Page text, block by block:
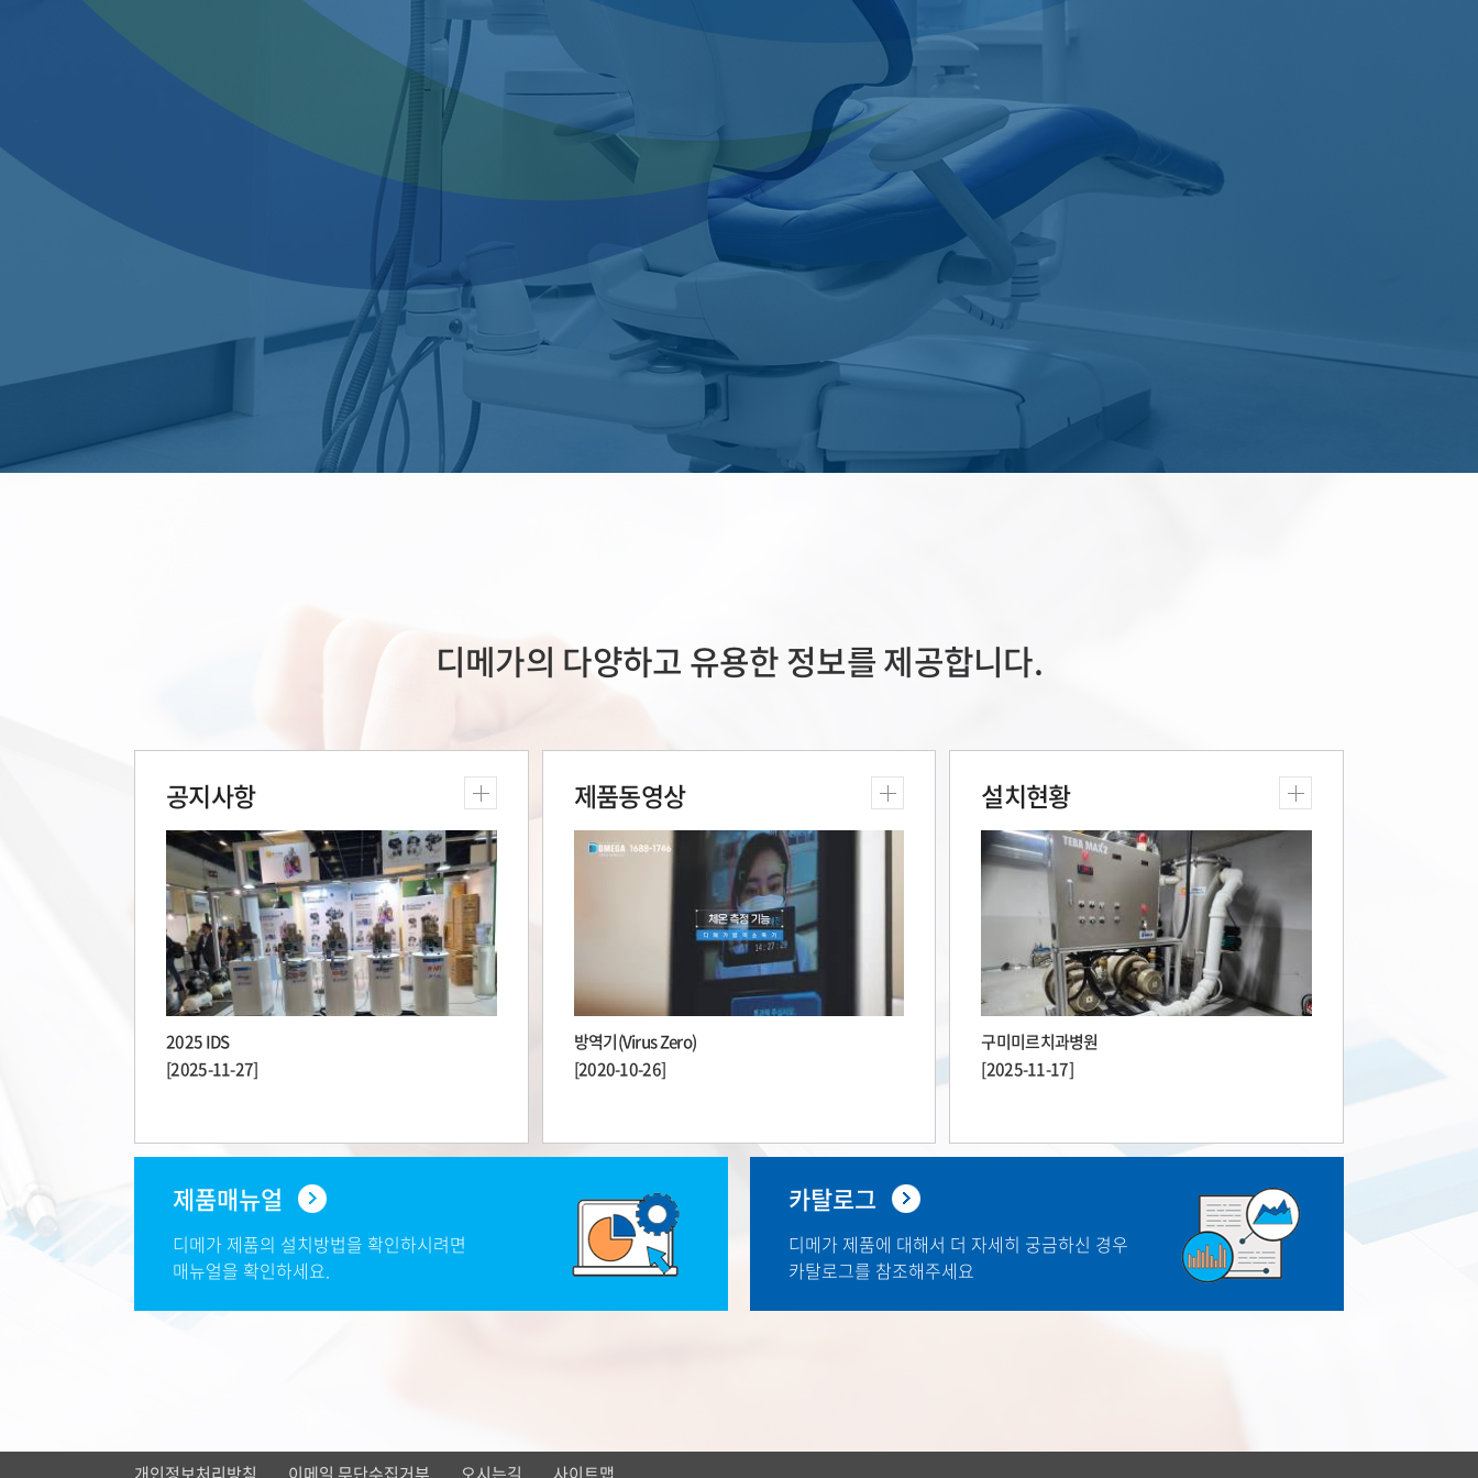
디메가의 다양하고 유용한 정보를 제공합니다.
공지사항
2025 IDS
[2025-11-27]
제품동영상
방역기(Virus Zero)
[2020-10-26]
설치현황
구미미르치과병원
[2025-11-17]
제품매뉴얼
디메가 제품의 설치방법을 확인하시려면
매뉴얼을 확인하세요.
카탈로그
디메가 제품에 대해서 더 자세히 궁금하신 경우
카탈로그를 참조해주세요